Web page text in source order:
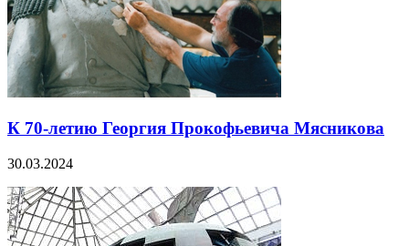
К 70-летию Георгия Прокофьевича Мясникова
30.03.2024